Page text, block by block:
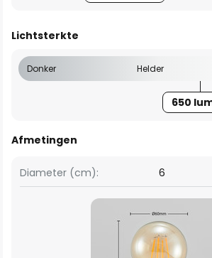
Lichtsterkte
Donker Helder
650
Afmetingen
Diameter (cm): 6